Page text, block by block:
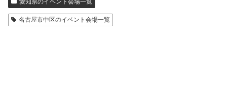
名古屋市中区のイベント会場一覧